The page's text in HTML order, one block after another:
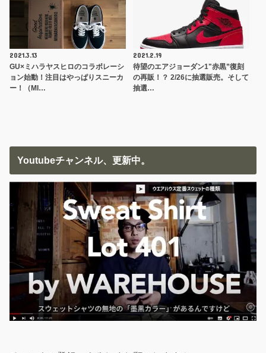
2021.3.13
GU×ミハラヤスヒロのコラボレーシ
ョン始動！注目はやっぱりスニーカ
ー！（MI…
2021.2.19
待望のエアジョーダン1"赤黒”復刻
の再販！？ 2/26に抽選販売。そして
抽選…
Youtubeチャンネル、更新中。